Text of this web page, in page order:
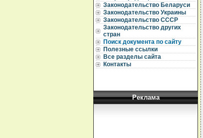
Законодательство Беларуси
Законодательство Украины
Законодательство СССР
Законодательство других
стран
Поиск документа по сайту
Полезные ссылки
Все разделы сайта
Контакты
Реклама